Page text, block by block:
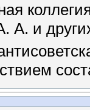
А. и